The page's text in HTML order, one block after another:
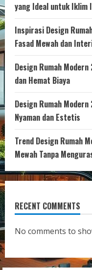
yang Ideal untuk Iklim
Inspirasi Design
Fasad Mewah dan
Design Rumah
dan Hemat Biaya
Design Rumah
Nyaman dan Estetis
Trend Design Rumah
Mewah Tanpa
RECENT COMMENTS
No comments to